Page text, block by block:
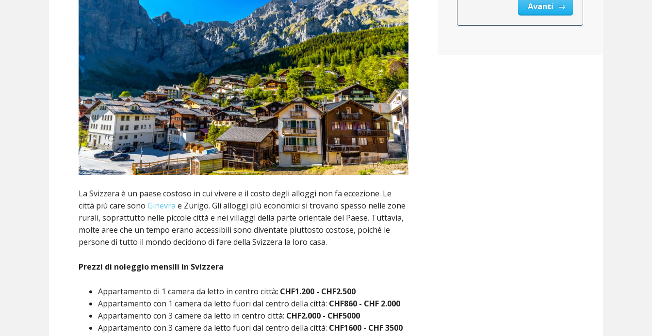
La Svizzera è un paese costoso in cui vivere e il costo degli alloggi non fa eccezione. Le
città più care sono Ginevra e Zurigo. Gli alloggi più economici si trovano spesso nelle zone
rurali, soprattutto nelle piccole città e nei villaggi della parte orientale del Paese. Tuttavia,
molte aree che un tempo erano accessibili sono diventate piuttosto costose, poiché le
persone di tutto il mondo decidono di fare della Svizzera la loro casa.
Prezzi di noleggio mensili in Svizzera
Appartamento di 1 camera da letto in centro città: CHF1.200 - CHF2.500
Appartamento con 1 camera da letto fuori dal centro della città: CHF860 - CHF 2.000
Appartamento con 3 camere da letto in centro città: CHF2.000 - CHF5000
Appartamento con 3 camere da letto fuori dal centro della città: CHF1600 - CHF 3500
Avanti